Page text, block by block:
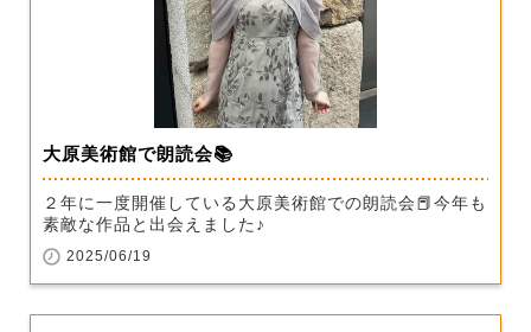
大原美術館で朗読会📚
２年に一度開催している大原美術館での朗読会📕今年も
素敵な作品と出会えました♪
2025/06/19